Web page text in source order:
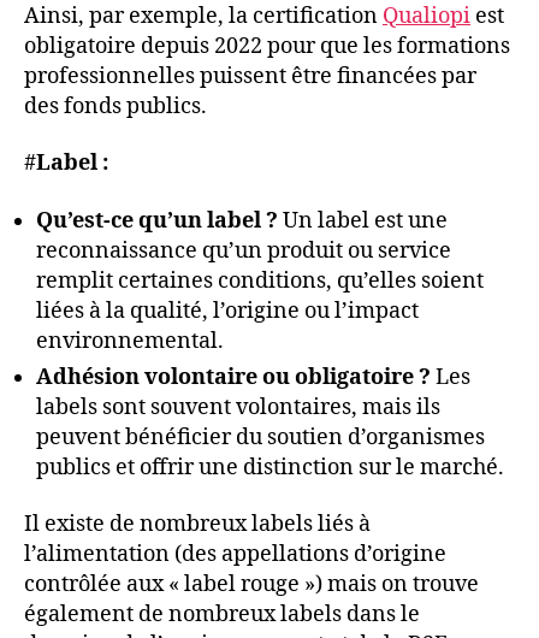
Ainsi, par exemple, la certification Qualiopi est
obligatoire depuis 2022 pour que les formations
professionnelles puissent être financées par
des fonds publics.
#Label :
Qu’est-ce qu’un label ? Un label est une
reconnaissance qu’un produit ou service
remplit certaines conditions, qu’elles soient
liées à la qualité, l’origine ou l’impact
environnemental.
Adhésion volontaire ou obligatoire ? Les
labels sont souvent volontaires, mais ils
peuvent bénéficier du soutien d’organismes
publics et offrir une distinction sur le marché.
Il existe de nombreux labels liés à
l’alimentation (des appellations d’origine
contrôlée aux « label rouge ») mais on trouve
également de nombreux labels dans le